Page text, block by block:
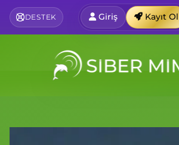
DESTEK Giriş Kayıt Ol